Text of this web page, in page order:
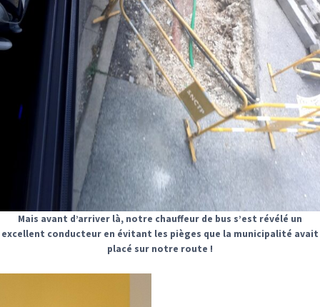
Mais avant d’arriver là, notre chauffeur de bus s’est révélé un
excellent conducteur en évitant les pièges que la municipalité avait
placé sur notre route !